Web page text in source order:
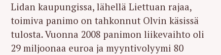
Lidan kaupungissa, lähellä Liettuan rajaa,
toimiva panimo on tahkonnut Olvin käsissä
tulosta. Vuonna 2008 panimon liikevaihto oli
29 miljoonaa euroa ja myyntivolyymi 80